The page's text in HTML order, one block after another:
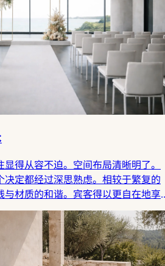
得从容不迫。空间布局清晰明了。
决定都经过深思熟虑。相较于繁复的
与材质的和谐。宾客得以更自在地享
间自然流淌。这种庆祝方式重在精
序感拉近距离，为真正重要的事物留